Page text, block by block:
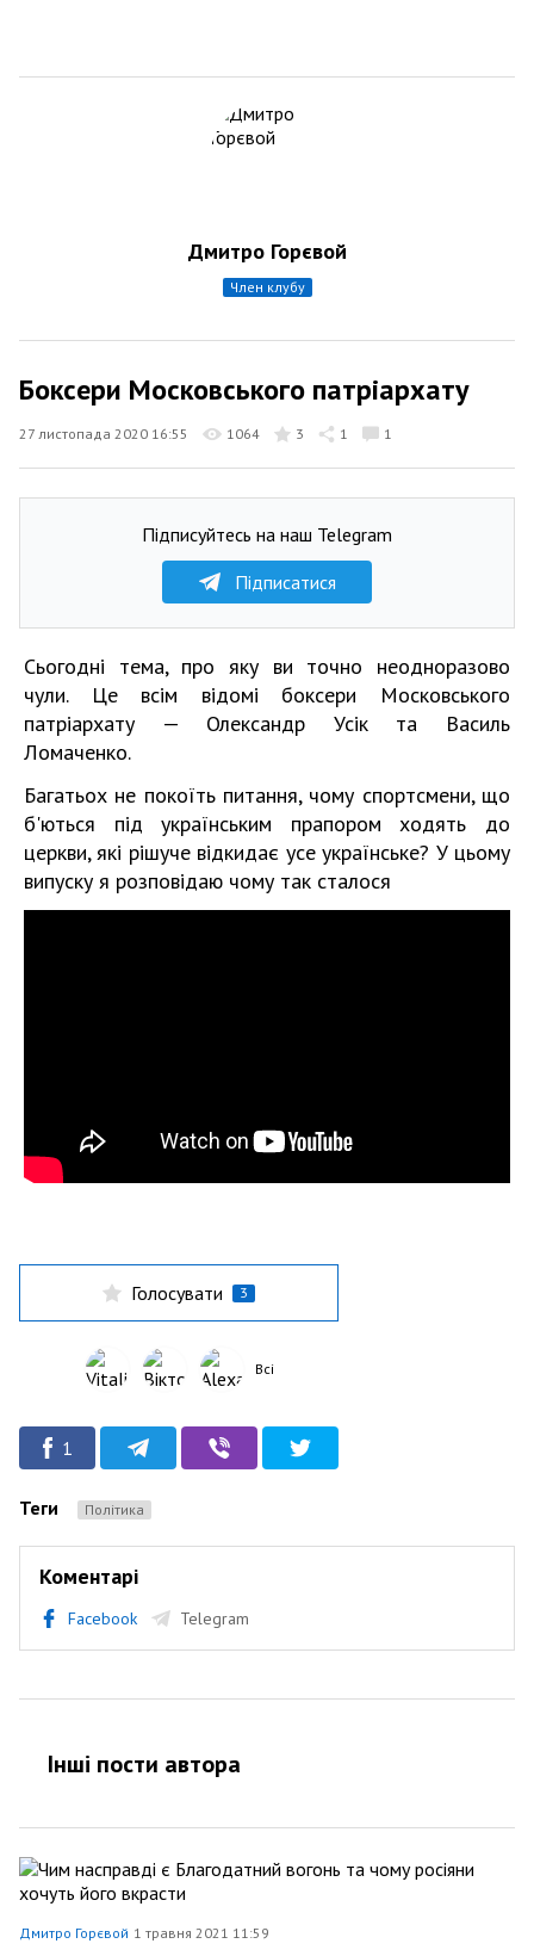
Дмитро Горєвой
член клубу
Боксери Московського патріархату
27 листопада 2020 16:55 1064 3 1 1
Підписуйтесь на наш Telegram
Підписатися
Сьогодні тема, про яку ви точно неодноразово
чули. Це всім відомі боксери Московського
патріархату — Олександр Усік та Василь
Ломаченко.
Багатьох не покоїть питання, чому спортсмени, що
б'ються під українським прапором ходять до
церкви, які рішуче відкидає усе українське? У цьому
випуску я розповідаю чому так сталося
Голосувати 3
Всі
1
Теги Політика
Коментарі
Facebook Telegram
Інші пости автора
Дмитро Горєвой 1 травня 2021 11:59